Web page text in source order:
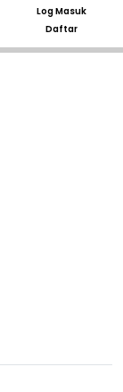
Log Masuk
Daftar